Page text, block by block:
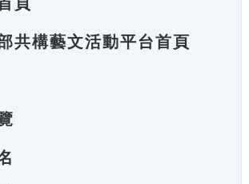
共構藝文活動平台首頁